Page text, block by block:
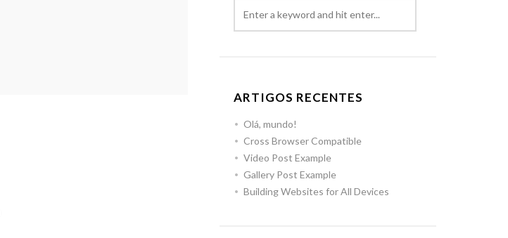
ARTIGOS RECENTES
Olá, mundo!
Cross Browser Compatible
Video Post Example
Gallery Post Example
Building Websites for All Devices